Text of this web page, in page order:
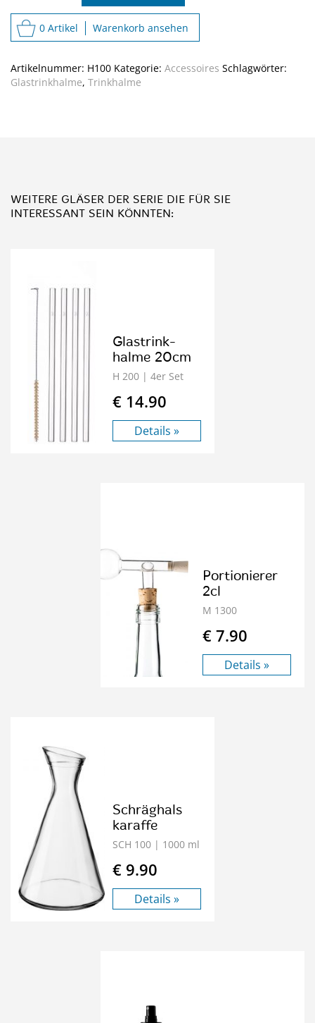
0 Artikel Warenkorb ansehen
Artikelnummer: H100 Kategorie: Accessoires Schlagwörter:
Glastrinkhalme, Trinkhalme
WEITERE GLÄSER DER SERIE DIE FÜR SIE
INTERESSANT SEIN KÖNNTEN:
Glastrink­
halme 20cm
H 200 | 4er Set
€ 14.90
Details »
Portionierer
2cl
M 1300
€ 7.90
Details »
Schräghals
karaffe
SCH 100 | 1000 ml
€ 9.90
Details »